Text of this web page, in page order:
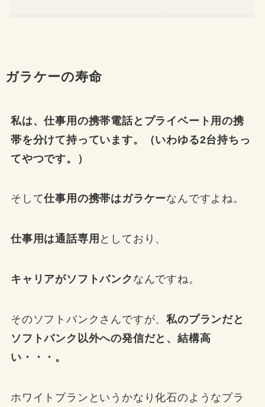
ガラケーの寿命
私は、仕事用の携帯電話とプライベート用の携
帯を分けて持っています。（いわゆる2台持ちっ
てやつです。）
そして仕事用の携帯はガラケーなんですよね。
仕事用は通話専用 としており、
キャリアがソフトバンク なんですね。
そのソフトバンクさんですが、私のプランだと
ソフトバンク以外への発信だと、結構高
い・・・。
ホワイトプランというかなり化石のようなプラ